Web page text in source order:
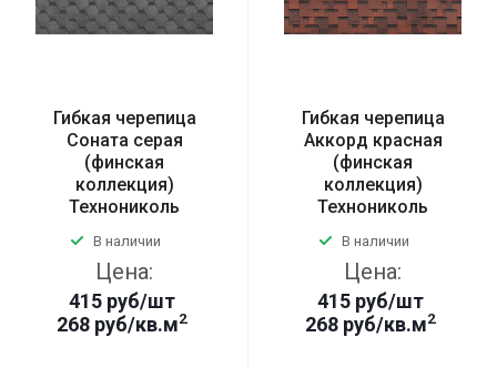
Гибкая черепица
Соната серая
(финская
коллекция)
Технониколь
В наличии
Цена:
415 руб/шт
268 руб/кв.м2
Гибкая черепица
Аккорд красная
(финская
коллекция)
Технониколь
В наличии
Цена:
415 руб/шт
268 руб/кв.м2